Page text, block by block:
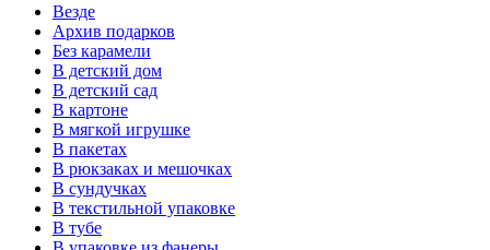
Везде
Архив подарков
Без карамели
В детский дом
В детский сад
В картоне
В мягкой игрушке
В пакетах
В рюкзаках и мешочках
В сундучках
В текстильной упаковке
В тубе